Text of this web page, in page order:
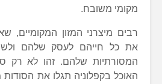
מקומי משובח.
רבים מיצרני המזון המקומיים,
את כל חייהם לעסק שלהם
המסורתיות שלהם. זהו לא רק
האוכל בקפלוניה תגלו את הסודות